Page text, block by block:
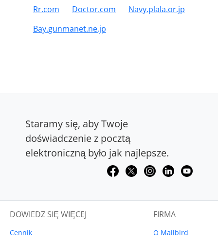
Rr.com
Doctor.com
Navy.plala.or.jp
Bay.gunmanet.ne.jp
Staramy się, aby Twoje
doświadczenie z pocztą
elektroniczną było jak najlepsze.
DOWIEDZ SIĘ WIĘCEJ
Cennik
FIRMA
O Mailbird